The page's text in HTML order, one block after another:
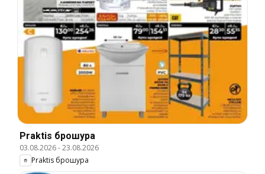
Praktis брошура
03.08.2026-23.08.2026
Praktis брошура